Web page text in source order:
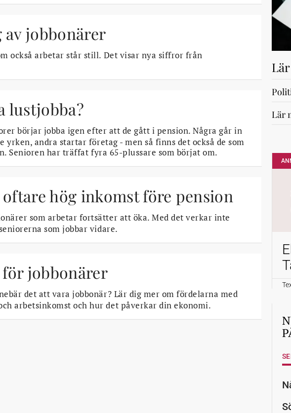
jobbonärer
också arbetar står still. Det visar nya siffror från
lustjobba?
börjar jobba igen efter att de gått i pension. Några går in
andra startar företag - men så finns det också de som
Senioren har träffat fyra 65-plussare som börjat om.
hög inkomst före pension
som arbetar fortsätter att öka. Med det verkar inte
som jobbar vidare.
jobbonärer
det att vara jobbonär? Lär dig mer om fördelarna med
arbetsinkomst och hur det påverkar din ekonomi.
Lär